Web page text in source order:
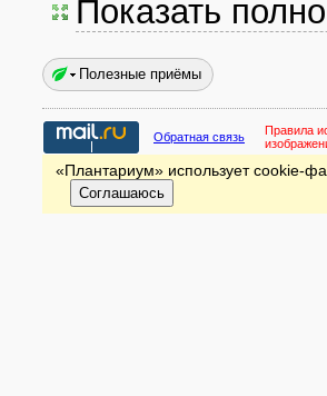
Показать
Полезные приёмы
Обратная связь Правила
«Плантариум» использует cookie-
Соглашаюсь